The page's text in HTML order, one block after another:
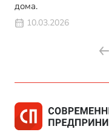
дома.
10.03.2026